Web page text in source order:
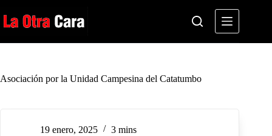
al
contenido
Asociación por la Unidad Campesina del Catatumbo
19 enero, 2025 3 mins